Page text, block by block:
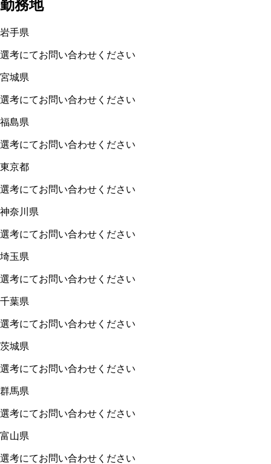
勤務地
岩手県
選考にてお問い合わせください
宮城県
選考にてお問い合わせください
福島県
選考にてお問い合わせください
東京都
選考にてお問い合わせください
神奈川県
選考にてお問い合わせください
埼玉県
選考にてお問い合わせください
千葉県
選考にてお問い合わせください
茨城県
選考にてお問い合わせください
群馬県
選考にてお問い合わせください
富山県
選考にてお問い合わせください